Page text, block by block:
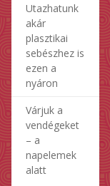
Utazhatunk
akár
plasztikai
sebészhez is
ezen a
nyáron
Várjuk a
vendégeket
– a
napelemek
alatt